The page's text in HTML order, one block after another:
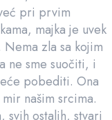
pri prvim
majka je uvek
Nema zla sa kojim
ne sme suočiti, i
pobediti. Ona
našim srcima.
svih ostalih, stvari